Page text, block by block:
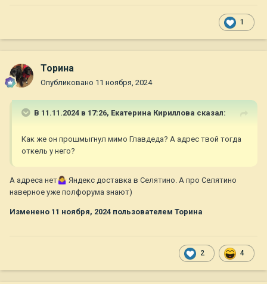
1
Торина
Опубликовано 11 ноября, 2024
В 11.11.2024 в 17:26, Екатерина Кириллова сказал:
Как же он прошмыгнул мимо Главдеда? А адрес твой тогда
откель у него?
А адреса нет🤷‍♀️ Яндекс доставка в Селятино. А про Селятино
наверное уже полфорума знают)
Изменено 11 ноября, 2024 пользователем Торина
2 4